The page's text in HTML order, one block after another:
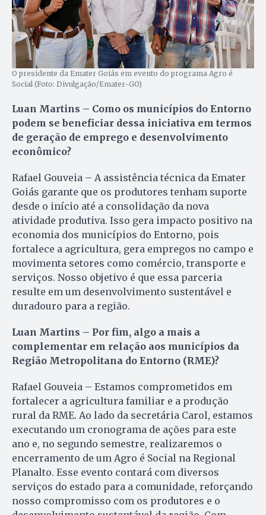
O presidente da Emater Goiás em evento do programa Agro é
Social (Foto: Divulgação/Emater-GO)
Luan Martins – Como os municípios do Entorno
podem se beneficiar dessa iniciativa em termos
de geração de emprego e desenvolvimento
econômico?
Rafael Gouveia – A assistência técnica da Emater
Goiás garante que os produtores tenham suporte
desde o início até a consolidação da nova
atividade produtiva. Isso gera impacto positivo na
economia dos municípios do Entorno, pois
fortalece a agricultura, gera empregos no campo e
movimenta setores como comércio, transporte e
serviços. Nosso objetivo é que essa parceria
resulte em um desenvolvimento sustentável e
duradouro para a região.
Luan Martins – Por fim, algo a mais a
complementar em relação aos municípios da
Região Metropolitana do Entorno (RME)?
Rafael Gouveia – Estamos comprometidos em
fortalecer a agricultura familiar e a produção
rural da RME. Ao lado da secretária Carol, estamos
executando um cronograma de ações para este
ano e, no segundo semestre, realizaremos o
encerramento de um Agro é Social na Regional
Planalto. Esse evento contará com diversos
serviços do estado para a comunidade, reforçando
nosso compromisso com os produtores e o